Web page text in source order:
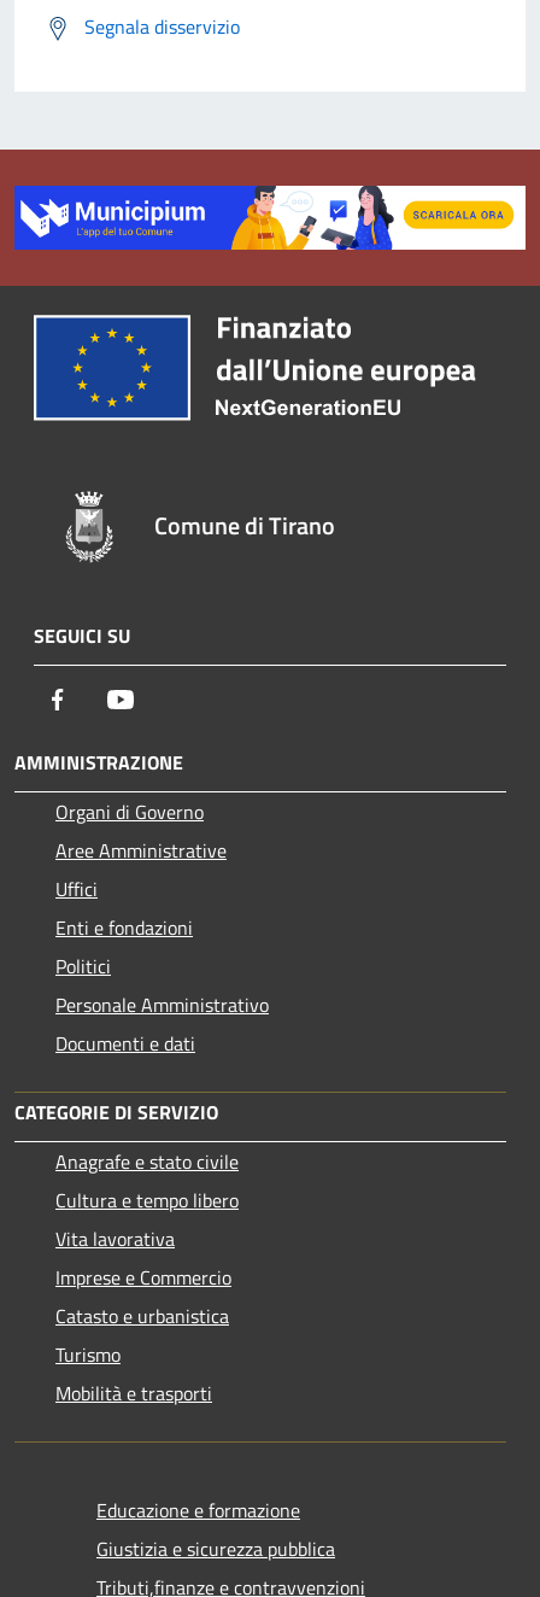
Segnala disservizio
Comune di Tirano
SEGUICI SU
Facebook
AMMINISTRAZIONE
Organi di Governo
Aree Amministrative
Uffici
Enti e fondazioni
Politici
Personale Amministrativo
Documenti e dati
CATEGORIE DI SERVIZIO
Anagrafe e stato civile
Cultura e tempo libero
Vita lavorativa
Imprese e Commercio
Catasto e urbanistica
Turismo
Mobilità e trasporti
Educazione e formazione
Giustizia e sicurezza pubblica
Tributi,finanze e contravvenzioni